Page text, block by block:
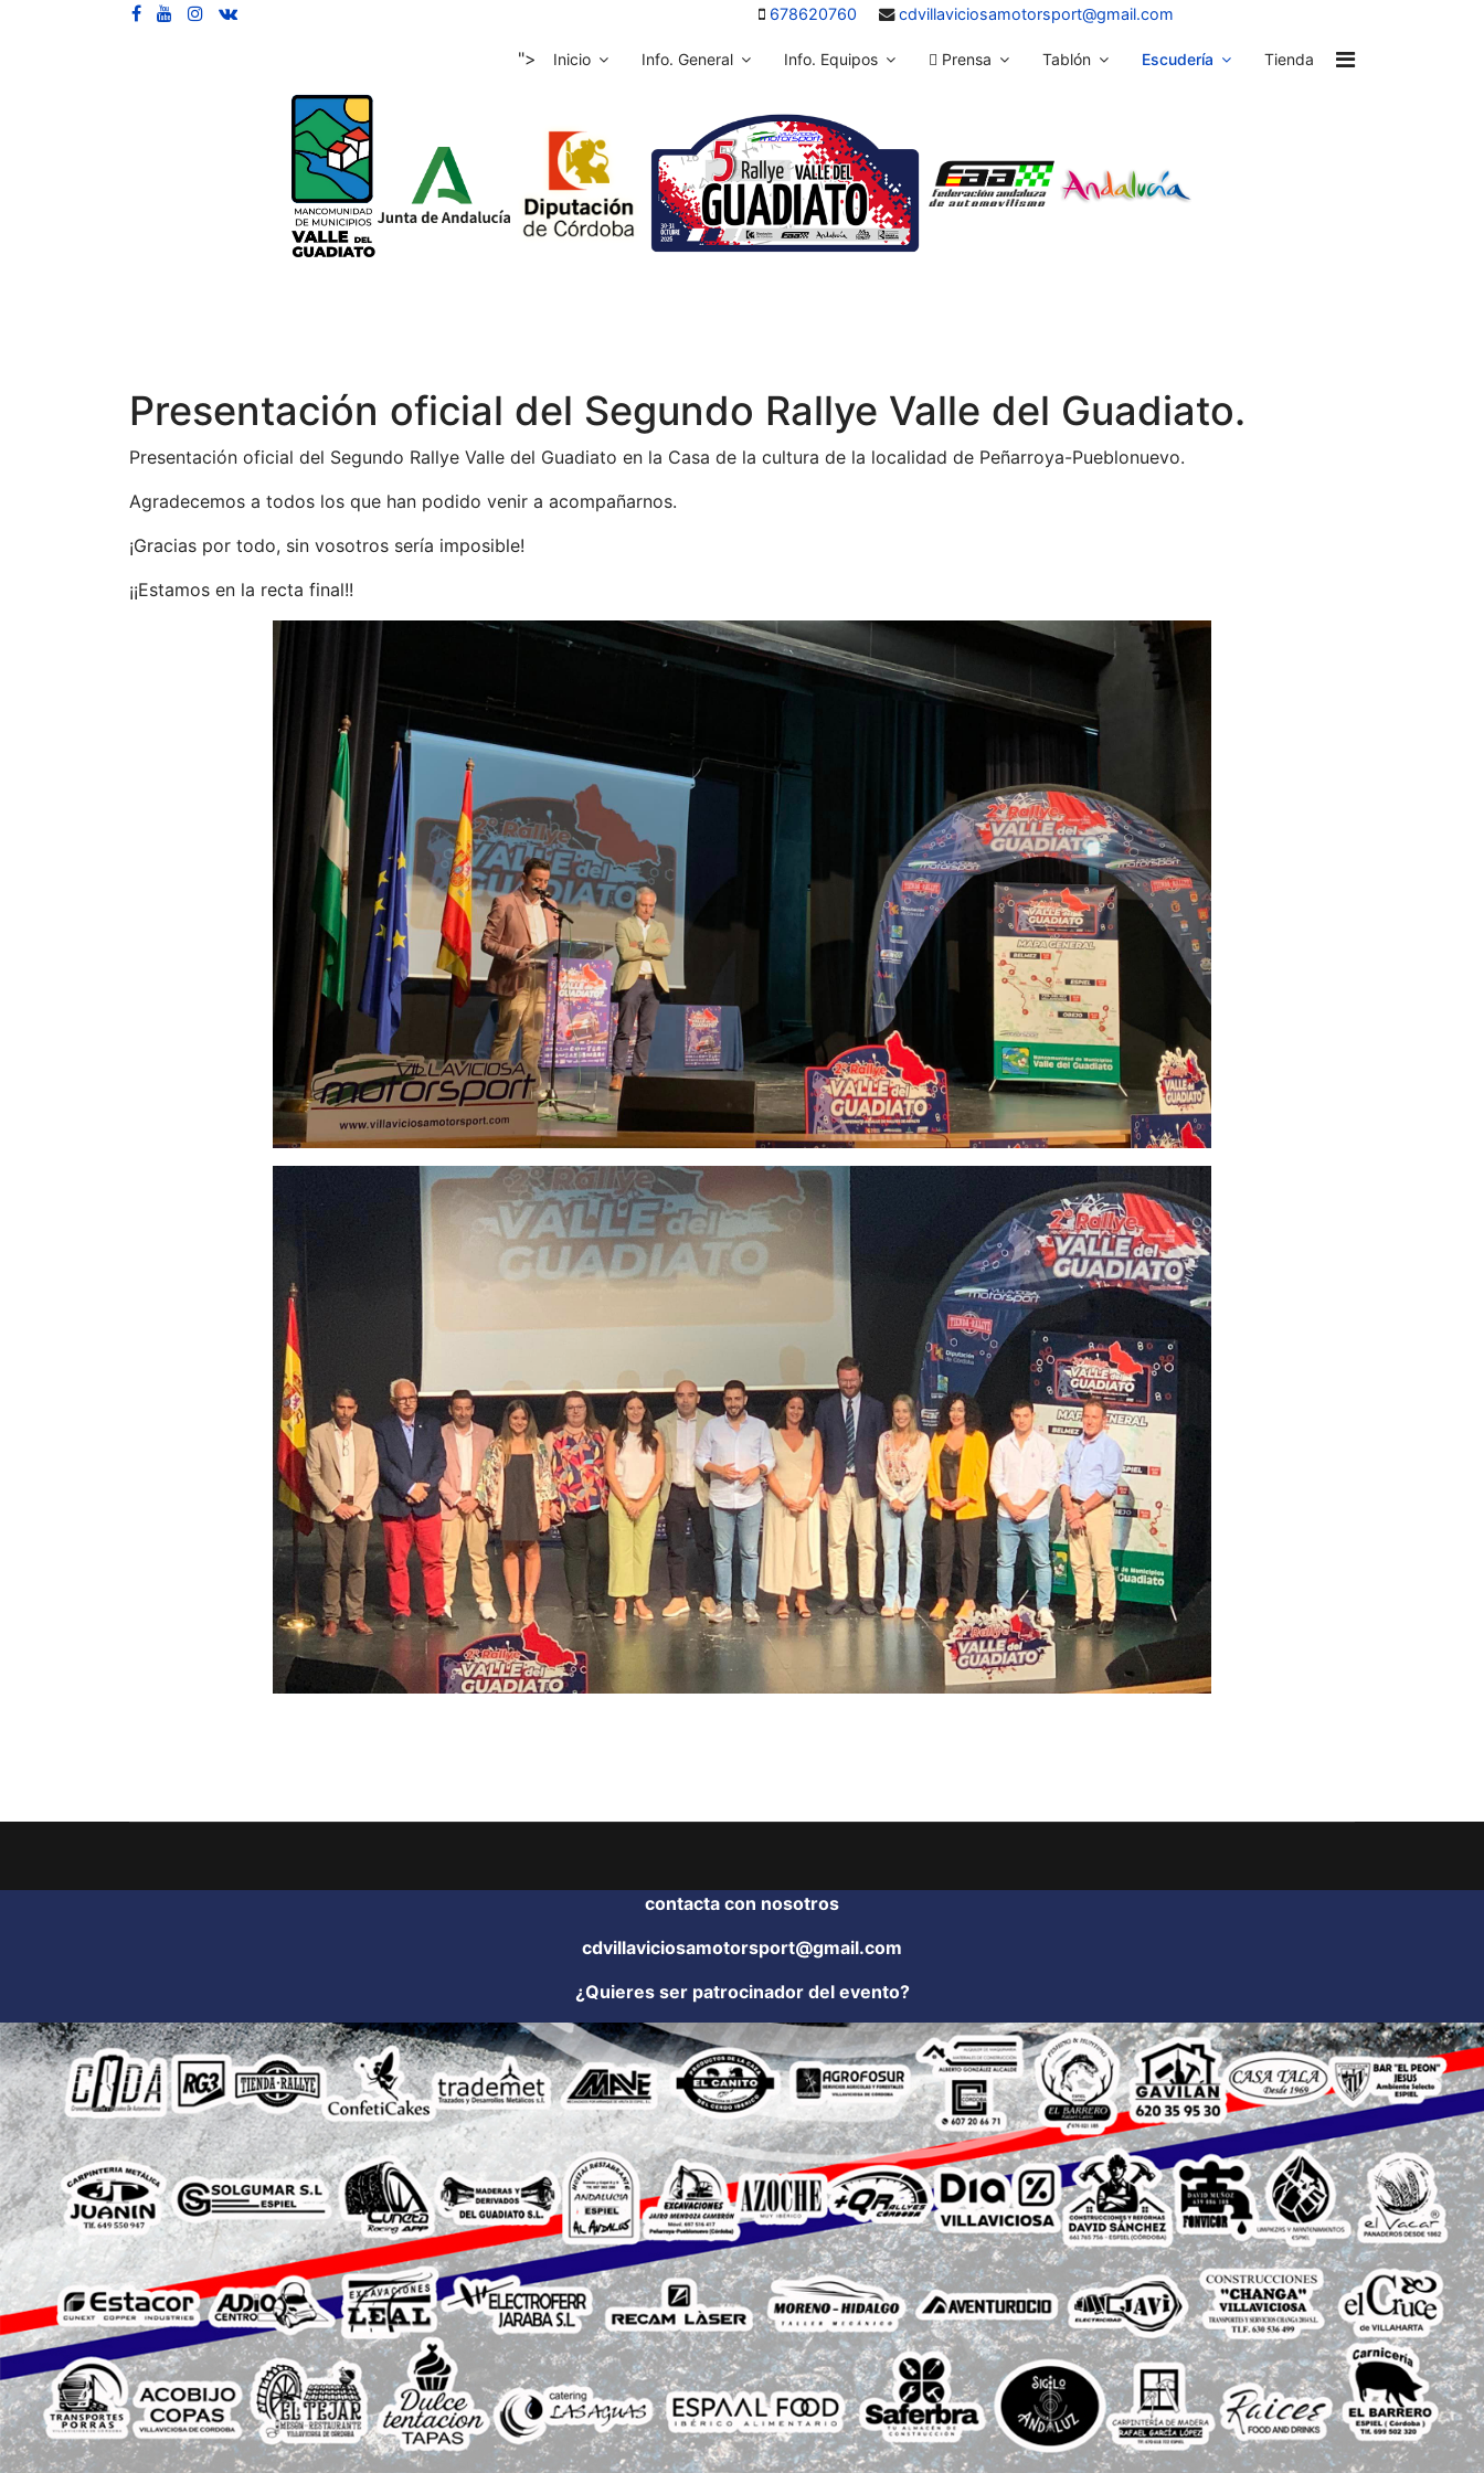
678620760 cdvillaviciosamotorsport@gmail.com
"> Inicio Info. General Info. Equipos Prensa Tablón Escudería Tienda
Presentación oficial del Segundo Rallye Valle del Guadiato.
Presentación oficial del Segundo Rallye Valle del Guadiato en la Casa de la cultura de la localidad de Peñarroya-Pueblonuevo.
Agradecemos a todos los que han podido venir a acompañarnos.
¡Gracias por todo, sin vosotros sería imposible!
¡¡Estamos en la recta final!!
contacta con nosotros
cdvillaviciosamotorsport@gmail.com
¿Quieres ser patrocinador del evento?